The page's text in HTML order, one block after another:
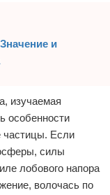
и
изучаемая
особенности
частицы. Если
силы
лобового напора
волочась по